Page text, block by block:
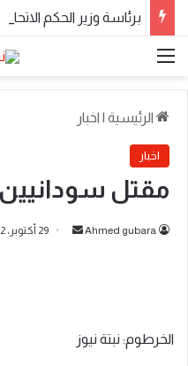
القائمة
الرئيسية | اخبار
اخبار
مقتل سودانيين
Ahmed gubara
أرسل29 أكتوبر، 2022
الخرطوم: نبتة نيوز